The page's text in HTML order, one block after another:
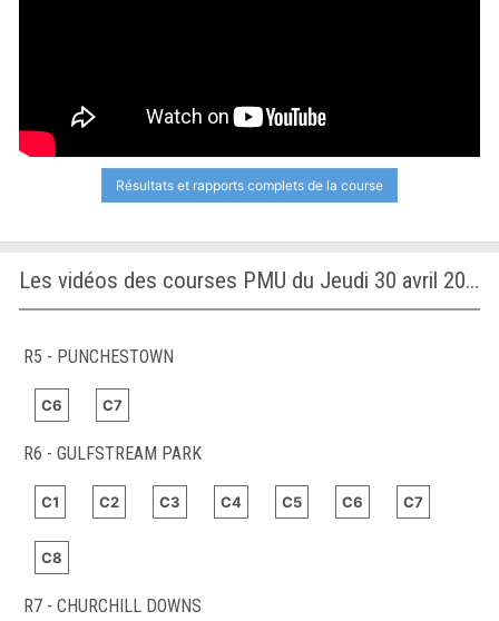
Résultats et rapports complets de la course
Les vidéos des courses PMU du Jeudi 30 avril 2026
R5 - PUNCHESTOWN
C6 C7
R6 - GULFSTREAM PARK
C1 C2 C3 C4 C5 C6 C7
C8
R7 - CHURCHILL DOWNS